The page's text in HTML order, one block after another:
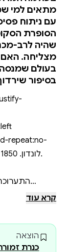
מתאים למי
עם ניתוח
הסופרת
שהיה לרב-
מצליחה. האם
בעולם
בסיפור
repeat:no-
שעריה,
שני זרים
אייריס,
רגעית
קרא עוד
הוצאה
כנרת